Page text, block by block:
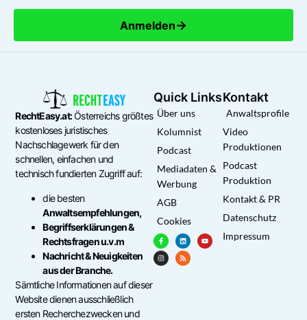
Anmelden→
RechtEasy.at:Österreichs größtes
kostenloses juristisches
Nachschlagewerk für den
schnellen, einfachen und
technisch fundierten Zugriff auf:
die besten
Anwaltsempfehlungen,
Begriffserklärungen &
Rechtsfragen u.v.m
Nachricht & Neuigkeiten
aus der Branche.
Sämtliche Informationen auf dieser
Website dienen ausschließlich
ersten Recherchezwecken und
Quick Links
Über uns
Kolumnist
Podcast
Mediadaten &
Werbung
AGB
Cookies
Kontakt
Anwaltsprofile
Video
Produktionen
Podcast
Produktion
Kontakt & PR
Datenschutz
Impressum